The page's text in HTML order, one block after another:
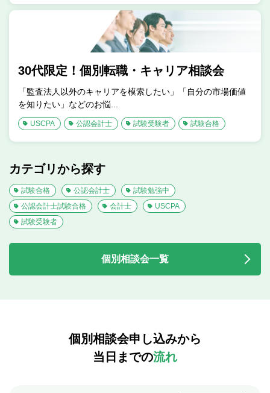
30代限定！個別転職・キャリア相談会
「監査法人以外のキャリアを模索したい」「自分の市場価値
を知りたい」などのお悩...
USCPA 公認会計士 試験受験者 試験合格
カテゴリから探す
試験合格 公認会計士
試験勉強中
公認会計士試験合格
会計士
USCPA
試験受験者
個別相談会一覧
個別相談会申し込みから
当日までの流れ